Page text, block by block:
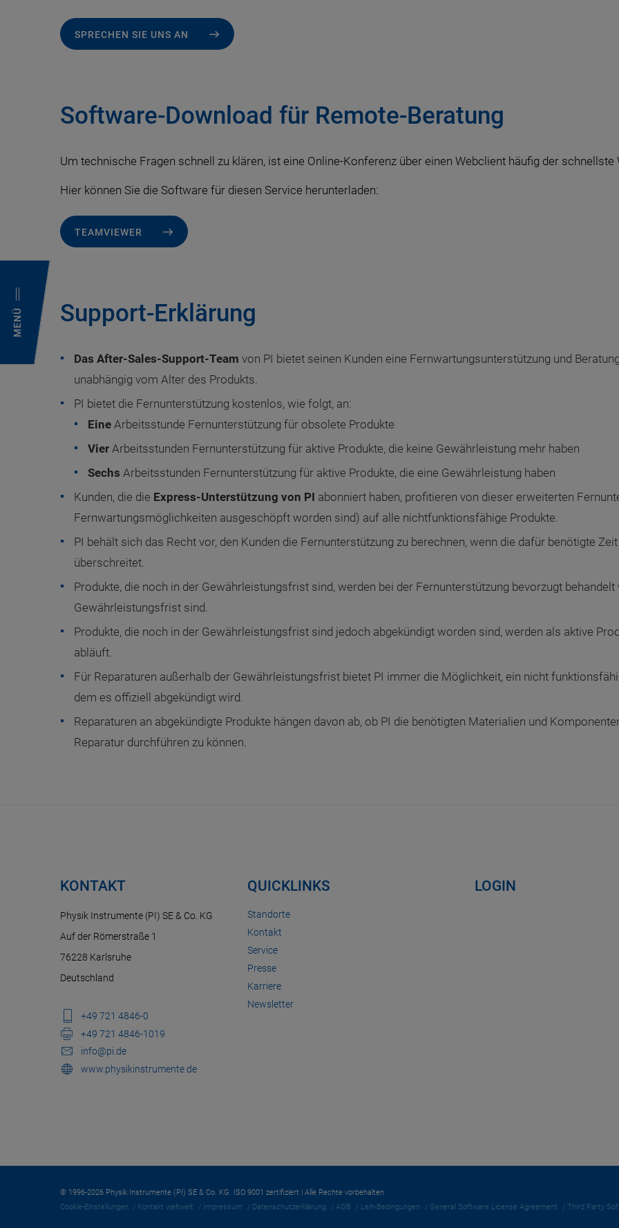
MENÜ
SPRECHEN SIE UNS AN
Software-Download für Remote-Beratung
Um technische Fragen schnell zu klären, ist eine Online-Konferenz über einen Webclient häufig der schnellste
Hier können Sie die Software für diesen Service herunterladen:
TEAMVIEWER
Support-Erklärung
Das After-Sales-Support-Team von PI bietet seinen Kunden eine Fernwartungsunterstützung und
unabhängig vom Alter des Produkts.
PI bietet die Fernunterstützung kostenlos, wie folgt, an:
Eine Arbeitsstunde Fernunterstützung für obsolete Produkte
Vier Arbeitsstunden Fernunterstützung für aktive Produkte, die keine Gewährleistung mehr haben
Sechs Arbeitsstunden Fernunterstützung für aktive Produkte, die eine Gewährleistung haben
Kunden, die die Express-Unterstützung von PI abonniert haben, profitieren von dieser erweiterten
Fernwartungsmöglichkeiten ausgeschöpft worden sind) auf alle nichtfunktionsfähige Produkte.
PI behält sich das Recht vor, den Kunden die Fernunterstützung zu berechnen, wenn die dafür benötigte
überschreitet.
Produkte, die noch in der Gewährleistungsfrist sind, werden bei der Fernunterstützung bevorzugt
Gewährleistungsfrist sind.
Produkte, die noch in der Gewährleistungsfrist sind jedoch abgekündigt worden sind, werden als aktive
abläuft.
Für Reparaturen außerhalb der Gewährleistungsfrist bietet PI immer die Möglichkeit, ein nicht
dem es offiziell abgekündigt wird.
Reparaturen an abgekündigte Produkte hängen davon ab, ob PI die benötigten Materialien und
Reparatur durchführen zu können.
KONTAKT
Physik Instrumente (PI) SE & Co. KG
Auf der Römerstraße 1
76228 Karlsruhe
Deutschland
+49 721 4846-0
+49 721 4846-1019
info@pi.de
www.physikinstrumente.de
QUICKLINKS
Standorte
Kontakt
Service
Presse
Karriere
Newsletter
LOGIN
© 1996-2026 Physik Instrumente (PI) SE & Co. KG. ISO 9001 zertifiziert | Alle Rechte vorbehalten
Cookie-Einstellungen
Kontakt weltweit Impressum Datenschutzerklärung AGB Leih-Bedingungen General Software License Agreement Third Party